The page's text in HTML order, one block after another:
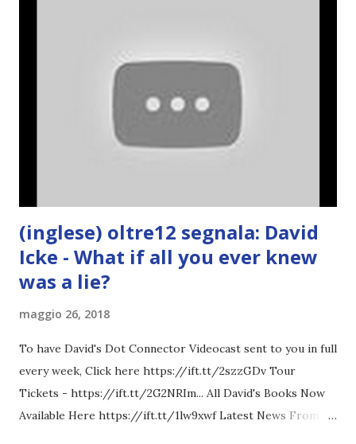
(inglese) oltre12 segnala: David
Icke - What if all you ever knew
was a lie?
maggio 26, 2018
To have David's Dot Connector Videocast sent to you in full
every week, Click here https://ift.tt/2szzGDv Tour
Tickets - https://ift.tt/2G2NRIm... All David's Books Now
Available Here https://ift.tt/1lw9xwf Latest News From